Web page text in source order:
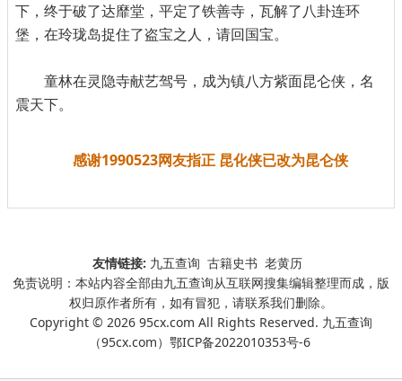
下，终于破了达靡堂，平定了铁善寺，瓦解了八卦连环
堡，在玲珑岛捉住了盗宝之人，请回国宝。
童林在灵隐寺献艺驾号，成为镇八方紫面昆仑侠，名
震天下。
感谢1990523网友指正 昆化侠已改为昆仑侠
友情链接: 九五查询 古籍史书 老黄历
免责说明：本站内容全部由九五查询从互联网搜集编辑整理而成，版
权归原作者所有，如有冒犯，请联系我们删除。
Copyright © 2026 95cx.com All Rights Reserved. 九五查询
（95cx.com） 鄂ICP备2022010353号-6